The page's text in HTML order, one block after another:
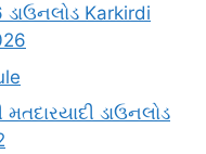
ડાઉનલોડ Karkirdi
ડાઉનલોડ